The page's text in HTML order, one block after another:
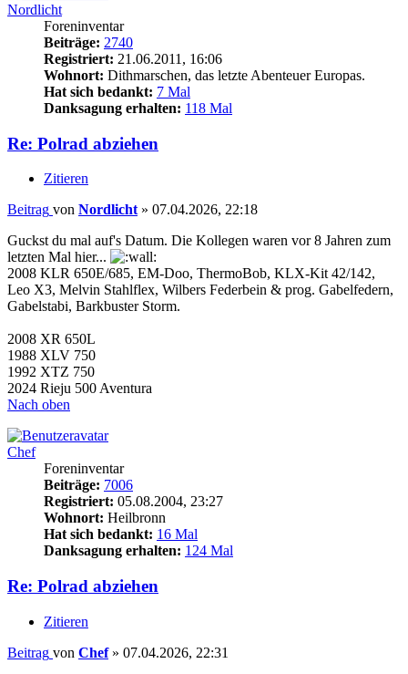
Nordlicht
Foreninventar
Beiträge: 2740
Registriert: 21.06.2011, 16:06
Wohnort: Dithmarschen, das letzte Abenteuer Europas.
Hat sich bedankt: 7 Mal
Danksagung erhalten: 118 Mal
Re: Polrad abziehen
Zitieren
Beitrag von Nordlicht » 07.04.2026, 22:18
Guckst du mal auf's Datum. Die Kollegen waren vor 8 Jahren zum
letzten Mal hier...
2008 KLR 650E/685, EM-Doo, ThermoBob, KLX-Kit 42/142,
Leo X3, Melvin Stahlflex, Wilbers Federbein & prog. Gabelfedern,
Gabelstabi, Barkbuster Storm.
2008 XR 650L
1988 XLV 750
1992 XTZ 750
2024 Rieju 500 Aventura
Nach oben
Chef
Foreninventar
Beiträge: 7006
Registriert: 05.08.2004, 23:27
Wohnort: Heilbronn
Hat sich bedankt: 16 Mal
Danksagung erhalten: 124 Mal
Re: Polrad abziehen
Zitieren
Beitrag von Chef» 07.04.2026, 22:31